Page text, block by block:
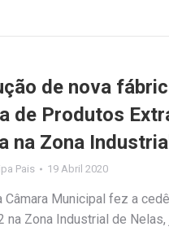
de nova
de Produtos
na Zona
Pais 19 Abril 2020
Câmara Municipal fez a
Zona Industrial de Nelas,